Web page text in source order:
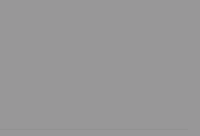
开))
口中打开))